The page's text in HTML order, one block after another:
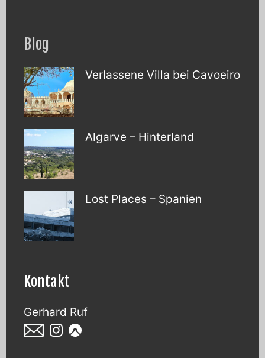
Blog
Verlassene Villa bei Cavoeiro
Algarve – Hinterland
Lost Places – Spanien
Kontakt
Gerhard Ruf